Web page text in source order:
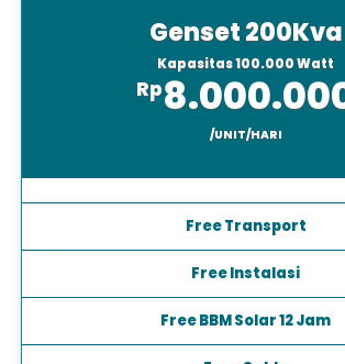
Genset 200Kva
Kapasitas 100.000 Watt
Free Transport
Free Instalasi
Free BBM Solar 12 Jam